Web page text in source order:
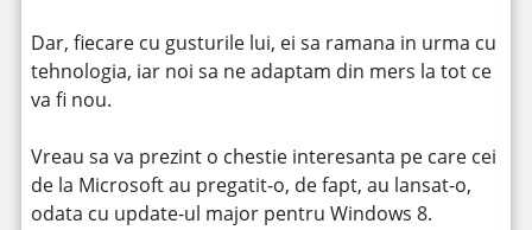
Dar, fiecare cu gusturile lui, ei sa ramana in urma cu
tehnologia, iar noi sa ne adaptam din mers la tot ce
va fi nou.
Vreau sa va prezint o chestie interesanta pe care cei
de la Microsoft au pregatit-o, de fapt, au lansat-o,
odata cu update-ul major pentru Windows 8.